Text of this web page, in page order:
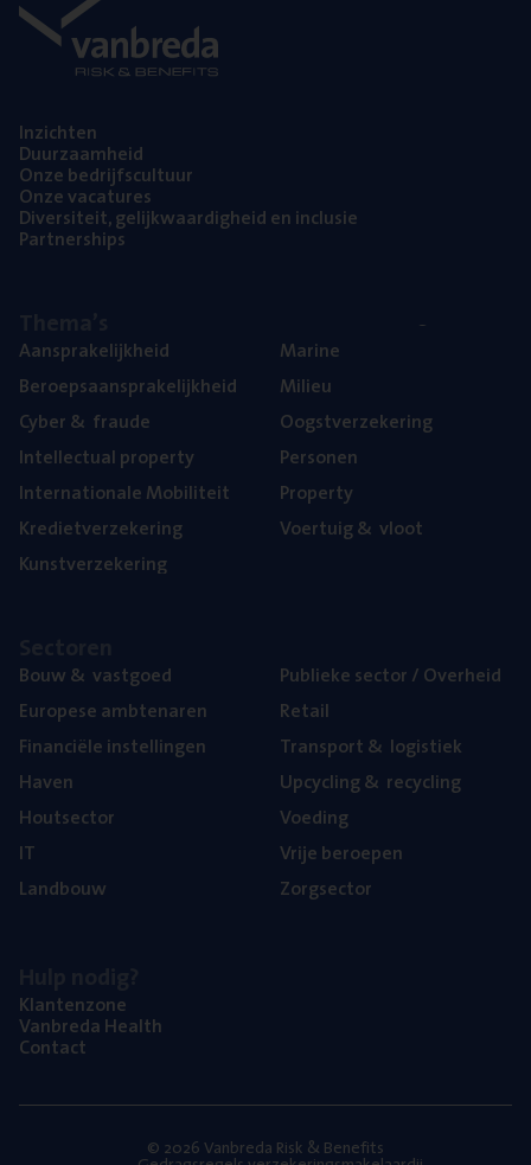
Inzich­ten
Duur­zaam­heid
Onze bedrijfs­cul­tuur
Onze vaca­tu­res
Diver­si­teit, gelijk­waar­dig­heid en inclusie
Part­ner­ships
Aan­spra­ke­lijk­heid
Beroeps­aan­spra­ke­lijk­heid
Cyber& fraude
Intel­lec­tu­al property
Inter­na­ti­o­na­le Mobiliteit
Kre­diet­ver­ze­ke­ring
Kunst­ver­ze­ke­ring
Mari­ne
Mili­eu
Oogst­ver­ze­ke­ring
Per­so­nen
Pro­per­ty
Voer­tuig& vloot
Bouw& vastgoed
Euro­pe­se ambtenaren
Finan­ci­ë­le instellingen
Haven
Hout­sec­tor
IT
Land­bouw
Publie­ke sec­tor / Overheid
Retail
Trans­port& logistiek
Upcy­cling& recycling
Voe­ding
Vrije beroe­pen
Zorg­sec­tor
Klan­ten­zo­ne
Van­b­re­da Health
Con­tact
© 2026 Vanbreda Risk & Benefits